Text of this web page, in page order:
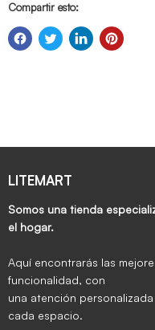
Compartir esto:
LITEMART
Somos una tienda
el hogar.
Aquí encontrarás las
funcionalidad, con
una atención
cada espacio.